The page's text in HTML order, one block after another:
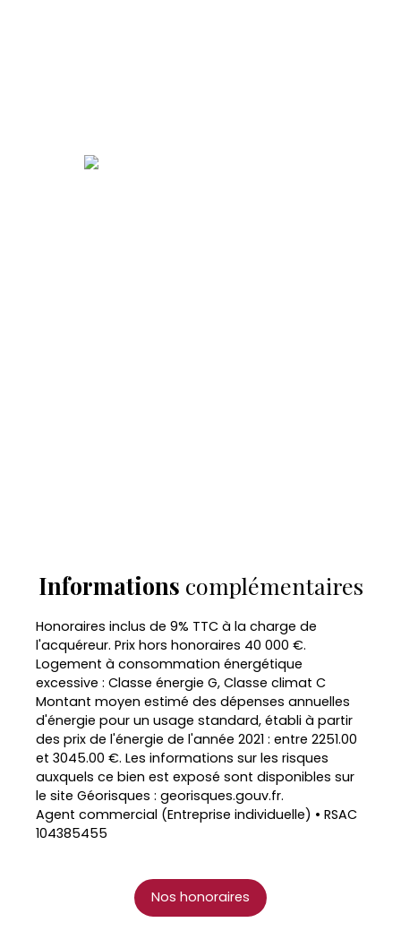
Informations complémentaires
Honoraires inclus de 9% TTC à la charge de
l'acquéreur. Prix hors honoraires 40 000 €.
Logement à consommation énergétique
excessive : Classe énergie G, Classe climat C
Montant moyen estimé des dépenses annuelles
d'énergie pour un usage standard, établi à partir
des prix de l'énergie de l'année 2021 : entre 2251.00
et 3045.00 €. Les informations sur les risques
auxquels ce bien est exposé sont disponibles sur
le site Géorisques : georisques.gouv.fr.
Agent commercial (Entreprise individuelle) • RSAC
104385455
Nos honoraires